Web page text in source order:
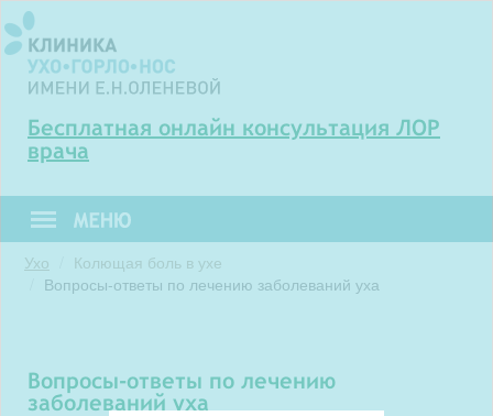
Бесплатная онлайн консультация ЛОР
врача
Ухо
Колющая боль в ухе
Вопросы-ответы по лечению заболеваний уха
вопросы-ответы по лечению
заболеваний уха